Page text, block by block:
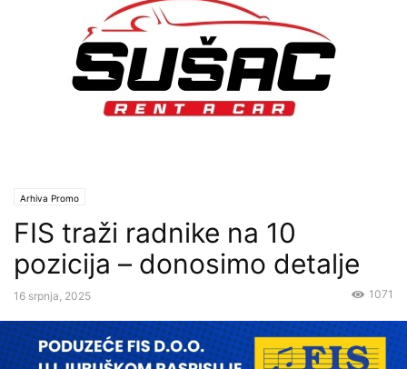
Arhiva Promo
FIS traži radnike na 10
pozicija – donosimo detalje
16 srpnja, 2025 1071